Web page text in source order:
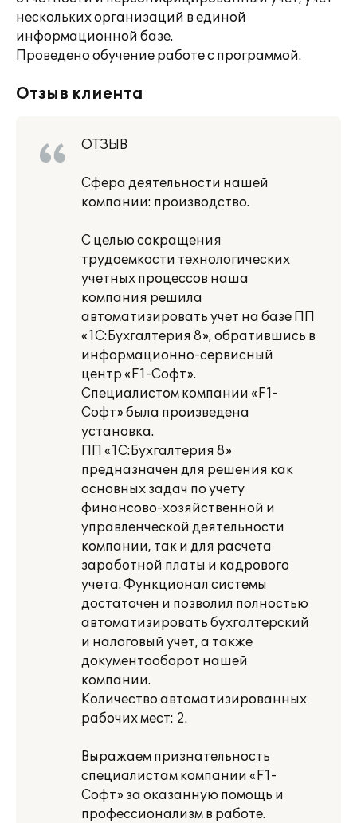
нескольких организаций в единой
информационной базе.
Проведено обучение работе с программой.
Отзыв клиента
ОТЗЫВ
Сфера деятельности нашей
компании: производство.
С целью сокращения
трудоемкости технологических
учетных процессов наша
компания решила
автоматизировать учет на базе ПП
«1С:Бухгалтерия 8», обратившись в
информационно-сервисный
центр «F1-Софт».
Специалистом компании «F1-
Софт» была произведена
установка.
ПП «1С:Бухгалтерия 8»
предназначен для решения как
основных задач по учету
финансово-хозяйственной и
управленческой деятельности
компании, так и для расчета
заработной платы и кадрового
учета. Функционал системы
достаточен и позволил полностью
автоматизировать бухгалтерский
и налоговый учет, а также
документооборот нашей
компании.
Количество автоматизированных
рабочих мест: 2.
Выражаем признательность
специалистам компании «F1-
Софт» за оказанную помощь и
профессионализм в работе.